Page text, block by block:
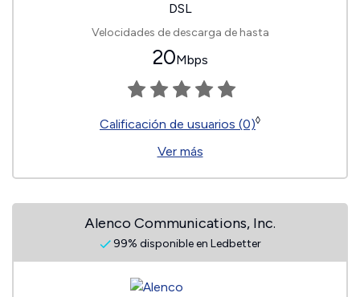
DSL
Velocidades de descarga de hasta
20Mbps
Calificación de usuarios (0)◊
Ver más
Alenco Communications, Inc.
99% disponible en Ledbetter